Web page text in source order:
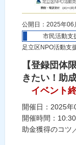
公開日：2025年06
市民活動支
足立区NPO活動支
【登録団体
きたい！助
イベント
開催日：2025年
開催時間：
助金獲得のコツ